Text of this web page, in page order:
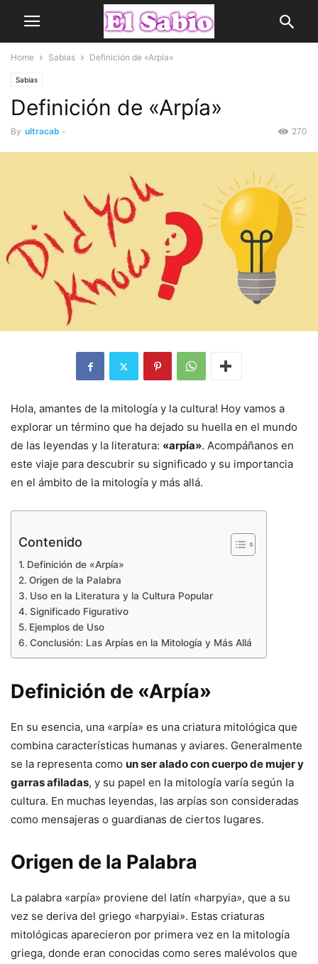
Home Sabias Definición de «Arpía»
Sabias
Definición de «Arpía»
By ultracab - 270
Hola, amantes de la mitología y la cultura! Hoy vamos a
explorar un término que ha dejado su huella en el mundo
de las leyendas y la literatura: «arpía». Acompáñanos en
este viaje para descubrir su significado y su importancia
en el ámbito de la mitología y más allá.
Contenido
Definición de «Arpía»
Origen de la Palabra
Uso en la Literatura y la Cultura Popular
Significado Figurativo
Ejemplos de Uso
Conclusión: Las Arpías en la Mitología y Más Allá
Definición de «Arpía»
En su esencia, una «arpía» es una criatura mitológica que
combina características humanas y aviares. Generalmente
se la representa como un ser alado con cuerpo de mujer y
garras afiladas, y su papel en la mitología varía según la
cultura. En muchas leyendas, las arpías son consideradas
como mensajeras o guardianas de ciertos lugares.
Origen de la Palabra
La palabra «arpía» proviene del latín «harpyia», que a su
vez se deriva del griego «harpyiai». Estas criaturas
mitológicas aparecieron por primera vez en la mitología
griega, donde eran conocidas como seres malévolos que